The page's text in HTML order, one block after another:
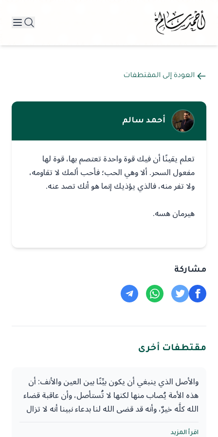
العودة إلى المقتطفات
أحمد سالم
تعلم يقينًا أن فيك قوة واحدة تعتصم بها، قوة لها
مفعول السحر. ألا وهي الحب؛ فأحب ألمك لا تقاومه،
ولا تفر منه، فالذي يؤذيك إنما هو أنك تصد عنه.
هيرمان هسه.
مشاركة
مقتطفات أخرى
والأصل الذي ينبغي أن يكون بيِّنًا بين العين والأنف: أن
هذه الأمة يُصاب منها لكنها لا تُستأصل، وأن عاقبة قضاء
الله كلَّه خيرٌ، وأنه قد قضى الله لنا بدعاء نبينا أنه لا تزال
اقرأ المزيد